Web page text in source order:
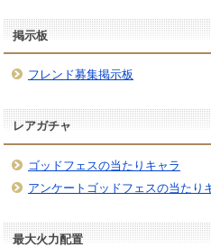
掲示板
フレンド募集掲示板
レアガチャ
ゴッドフェスの当たりキャラ
アンケートゴッドフェスの当たり
最大火力配置